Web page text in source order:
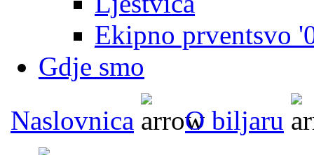
Ekipno prventsvo
Gdje smo
Naslovnica
O biljaru